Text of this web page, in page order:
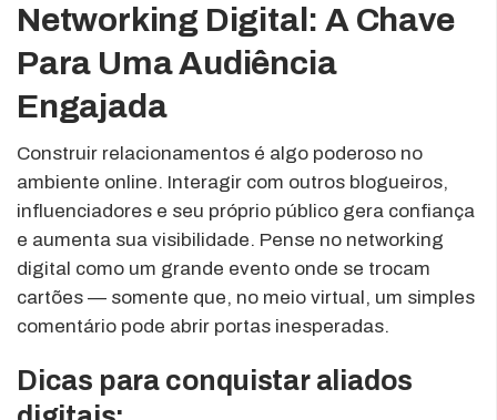
Networking Digital: A Chave
Para Uma Audiência
Engajada
Construir relacionamentos é algo poderoso no
ambiente online. Interagir com outros blogueiros,
influenciadores e seu próprio público gera confiança
e aumenta sua visibilidade. Pense no networking
digital como um grande evento onde se trocam
cartões — somente que, no meio virtual, um simples
comentário pode abrir portas inesperadas.
Dicas para conquistar aliados